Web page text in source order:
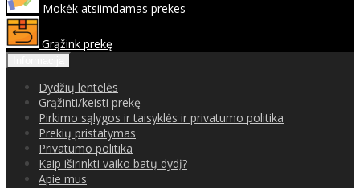
Mokėk atsiimdamas prekes
Grąžink prekę
Dydžių lentelės
Grąžinti/keisti prekę
Pirkimo sąlygos ir taisyklės ir privatumo politika
Prekių pristatymas
Privatumo politika
Kaip iširinkti vaiko batų dydį?
Apie mus